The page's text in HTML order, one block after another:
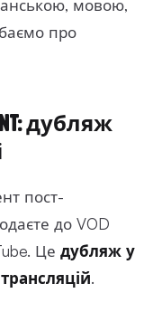
мовою,
про
дубляж
пост-
до VOD
Це дубляж у
.